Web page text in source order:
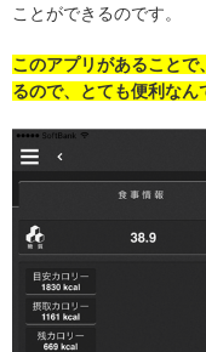
ことができるのです。
このアプリがあること
るので、とても便利なん